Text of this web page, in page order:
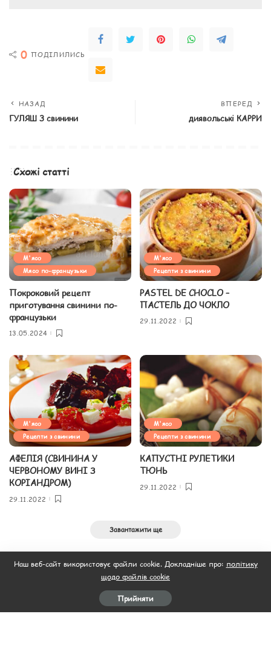
0 ПОДІЛИЛИСЬ
НАЗАД
ГУЛЯШ З свинини
ВПЕРЕД
диявольські КАРРИ
Схожі статті
М'ясо
Мясо по-французьки
Покроковий рецепт
приготування свинини по-
французьки
13.05.2024
М'ясо
Рецепти з свинини
PASTEL DE CHOCLO –
ПАСТЕЛЬ ДО ЧОКЛО
29.11.2022
М'ясо
Рецепти з свинини
АФЕЛІЯ (СВИНИНА У
ЧЕРВОНОМУ ВИНІ З
КОРІАНДРОМ)
29.11.2022
М'ясо
Рецепти з свинини
КАПУСТНІ РУЛЕТИКИ
ТЮНЬ
29.11.2022
Завантажити ще
Наш веб-сайт використовує файли cookie. Докладніше про: політику
щодо файлів cookie
Прийняти